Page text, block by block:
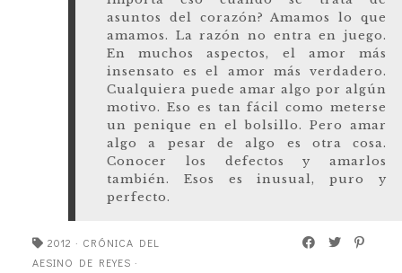
asuntos del corazón? Amamos lo que
amamos. La razón no entra en juego.
En muchos aspectos, el amor más
insensato es el amor más verdadero.
Cualquiera puede amar algo por algún
motivo. Eso es tan fácil como meterse
un penique en el bolsillo. Pero amar
algo a pesar de algo es otra cosa.
Conocer los defectos y amarlos
también. Esos es inusual, puro y
perfecto.
2012 · CRÓNICA DEL
AESINO DE REYES ·